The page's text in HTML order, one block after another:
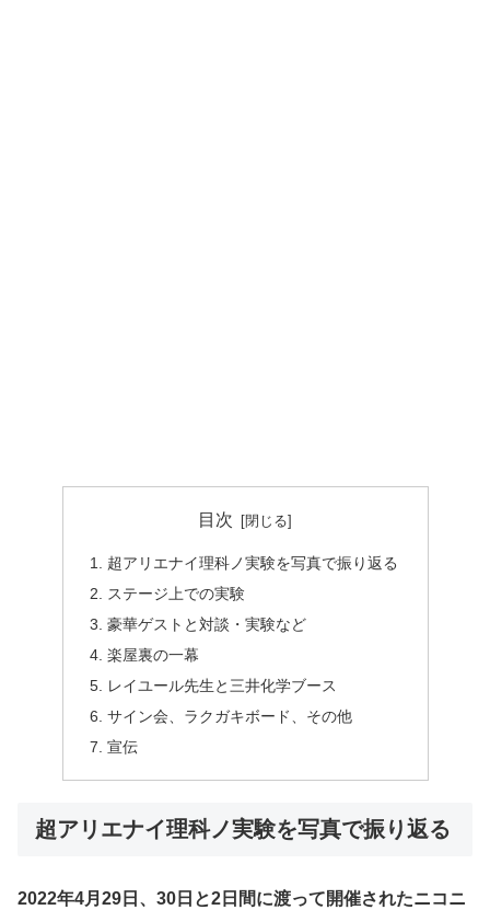
目次
超アリエナイ理科ノ実験を写真で振り返る
ステージ上での実験
豪華ゲストと対談・実験など
楽屋裏の一幕
レイユール先生と三井化学ブース
サイン会、ラクガキボード、その他
宣伝
超アリエナイ理科ノ実験を写真で振り返る
2022年4月29日、30日と2日間に渡って開催されたニコニ